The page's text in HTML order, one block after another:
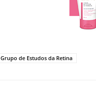
Grupo de Estudos da Retina